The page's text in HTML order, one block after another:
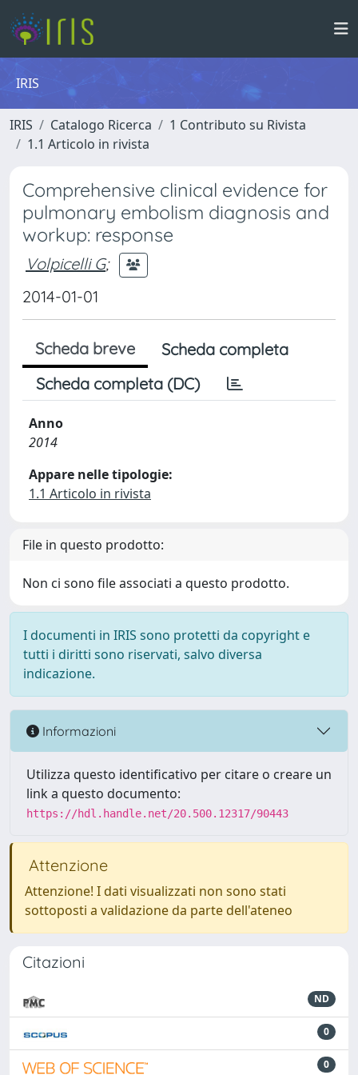
IRIS
IRIS Catalogo Ricerca
1 Contributo su Rivista
1.1 Articolo in rivista
Comprehensive clinical evidence for
pulmonary embolism diagnosis and
workup: response
Volpicelli G;
2014-01-01
Scheda breve
Scheda completa
Scheda completa (DC)
Anno
2014
Appare nelle tipologie:
1.1 Articolo in rivista
File in questo prodotto:
Non ci sono file associati a questo prodotto.
I documenti in IRIS sono protetti da copyright e
tutti i diritti sono riservati, salvo diversa
indicazione.
Informazioni
Utilizza questo identificativo per citare o creare un
link a questo documento:
https://hdl.handle.net/20.500.12317/90443
Attenzione
Attenzione! I dati visualizzati non sono stati
sottoposti a validazione da parte dell'ateneo
Citazioni
ND
0
0